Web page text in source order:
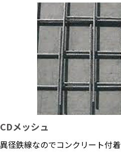
CDメッシュ
異径鉄線なのでコンクリート付